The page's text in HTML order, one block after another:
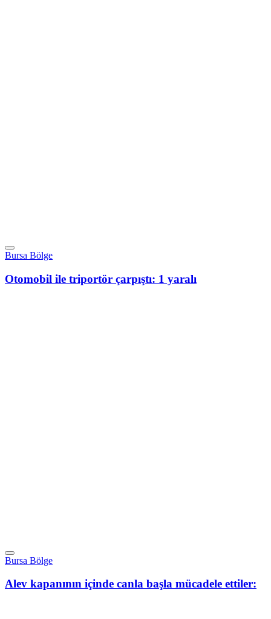
Bursa Bölge
Otomobil ile triportör çarpıştı: 1 yaralı
Bursa Bölge
Alev kapanının içinde canla başla mücadele ettiler: